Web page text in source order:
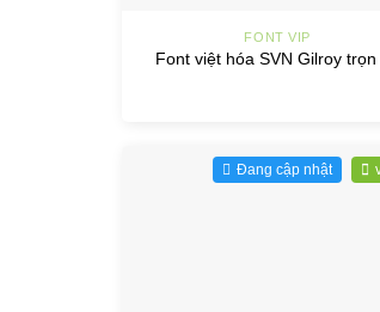
FONT VIP
Font việt hóa SVN Gilroy trọn
Đang cập nhật